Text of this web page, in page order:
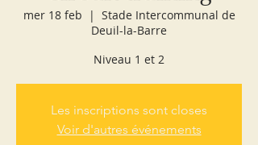
mer 18 feb
  |
Stade Intercommunal de
Deuil-la-Barre
Niveau 1 et 2
Les inscriptions sont closes
Voir d'autres événements